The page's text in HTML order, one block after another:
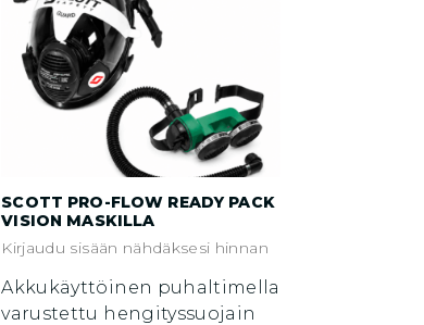
SCOTT PRO-FLOW READY PACK
VISION MASKILLA
Kirjaudu sisään nähdäksesi hinnan
Akkukäyttöinen puhaltimella
varustettu hengityssuojain